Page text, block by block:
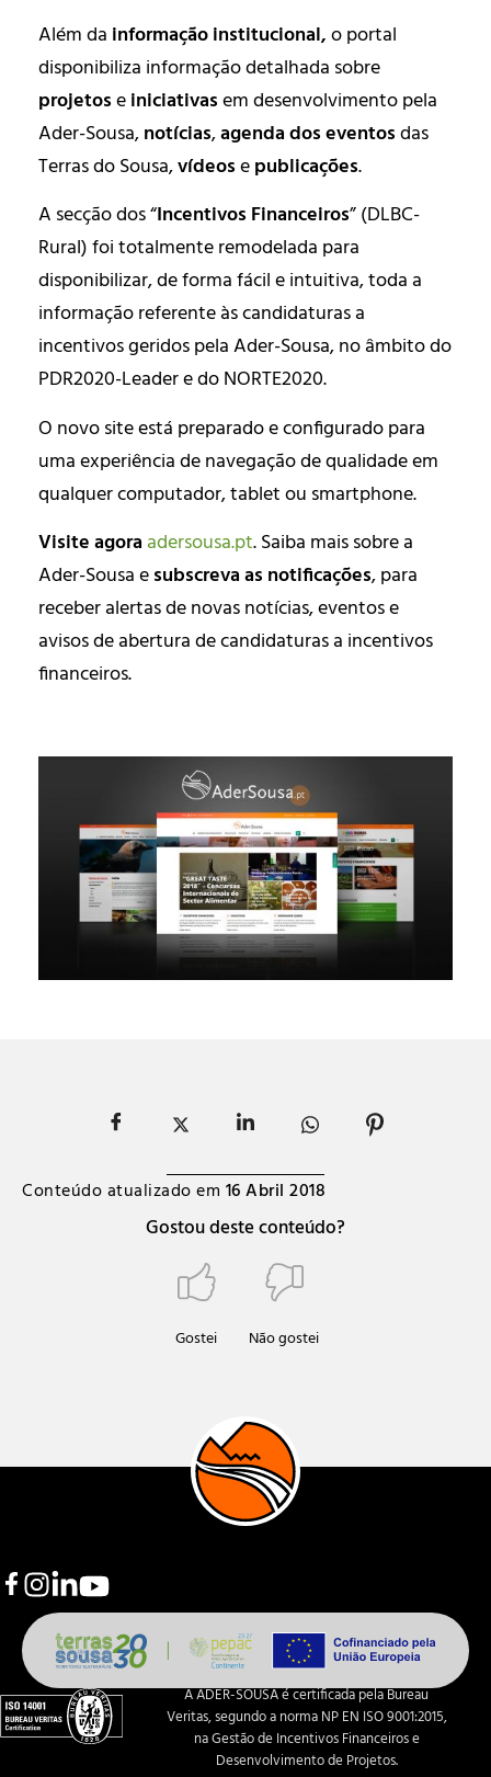
Além da informação institucional,o portal
disponibiliza informação detalhada sobre
projetoseiniciativasem desenvolvimento pela
Ader-Sousa,notícias,agenda dos eventosdas
Terras do Sousa,vídeosepublicações.
A secção dos “Incentivos Financeiros” (DLBC-
Rural) foi totalmente remodelada para
disponibilizar, de forma fácil e intuitiva, toda a
informação referente às candidaturas a
incentivos geridos pela Ader-Sousa, no âmbito do
PDR2020-Leader e do NORTE2020.
O novo site está preparado e configurado para
uma experiência de navegação de qualidade em
qualquer computador, tablet ou smartphone.
Visite agora adersousa.pt. Saiba mais sobre a
Ader-Sousa esubscreva as notificações, para
receber alertas de novas notícias, eventos e
avisos de abertura de candidaturas a incentivos
financeiros.
Conteúdo atualizado em 16 Abril 2018
Gostou deste conteúdo?
Gostei Não gostei
A ADER-SOUSA é certificada pela Bureau
Veritas, segundo a norma NP EN ISO 9001:2015,
na Gestão de Incentivos Financeiros e
Desenvolvimento de Projetos.